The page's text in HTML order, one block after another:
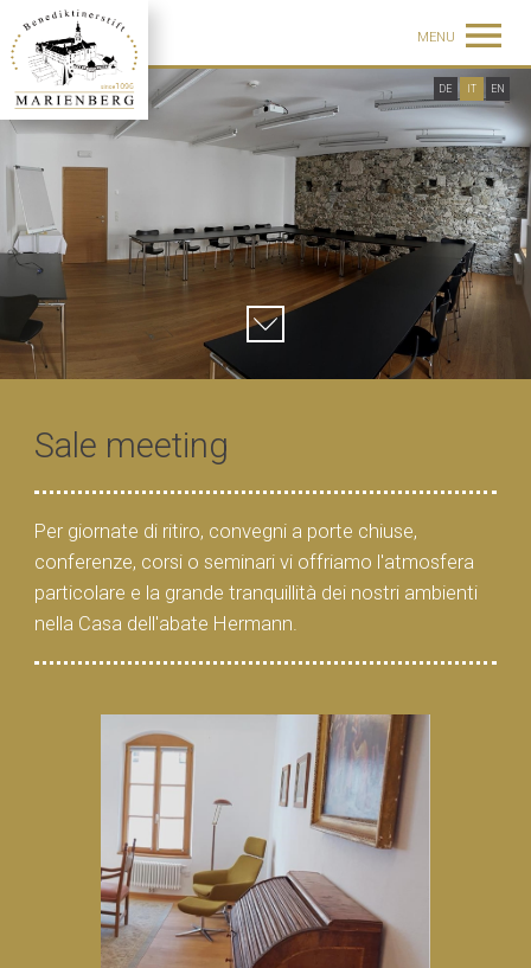
MENU
DE IT EN
Sale meeting
Per giornate di ritiro, convegni a porte chiuse,
conferenze, corsi o seminari vi offriamo l'atmosfera
particolare e la grande tranquillità dei nostri ambienti
nella Casa dell'abate Hermann.